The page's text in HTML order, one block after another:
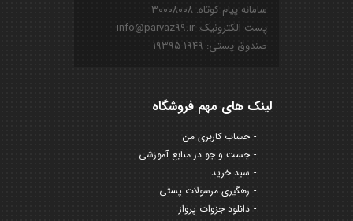
سامانه پیام کوتاه: ۳۰۰۰۸۰۰۸
پست الکترونیک: info@parvaz99.ir
صندوق پستی: ۱۹۴۹-۱۹۳۹۵
لینک های مهم فروشگاه
حساب کاربری من
جست و جو در منابع آموزشی
سبد خرید
رهگیری مرسولات پستی
دانلود جزوات پرواز